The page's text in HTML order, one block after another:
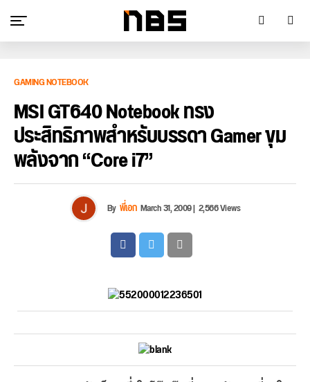
GAMING NOTEBOOK
MSI GT640 Notebook ทรง
ประสิทธิภาพสำหรับบรรดา Gamer ขุม
พลังจาก “Core i7”
By พี่เอก March 31, 2009| 2,566 Views